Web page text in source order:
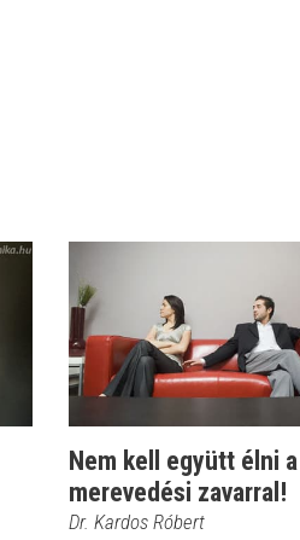
Nem kell együtt élni a
merevedési zavarral!
Dr. Kardos Róbert